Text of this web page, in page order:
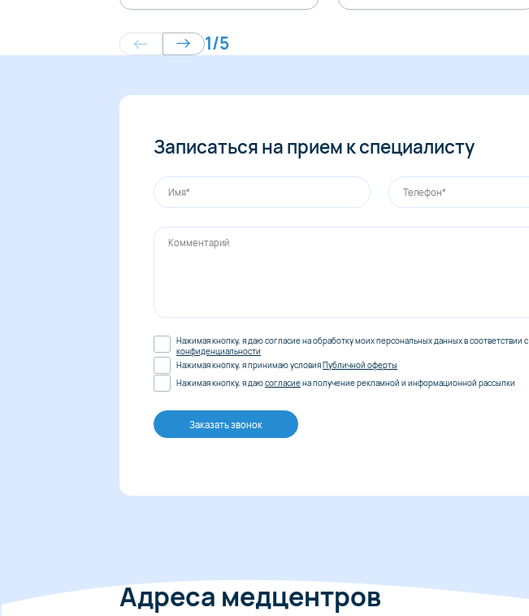
1/5
Записаться на прием к специалисту
Нажимая кнопку, я даю согласие на обработку моих персональных данных в соответствии с
конфиденциальности
Нажимая кнопку, я принимаю условияПубличной оферты
Нажимая кнопку, я даюсогласиена получение рекламной и информационной рассылки
Заказать звонок
Адреса медцентров